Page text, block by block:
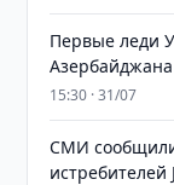
Первые леди
15:30 · 31/07
СМИ сообщили
истребителей